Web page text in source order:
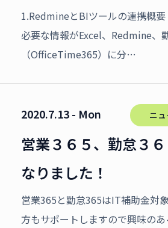
1.RedmineとBIツールの連携概
必要な情報がExcel、Redmine、
（OfficeTime365）に分…
2020.7.13 - Mon ニ
営業３６５、勤怠３
なりました！
営業365と勤怠365はIT補助金対
方もサポートしますので興味の